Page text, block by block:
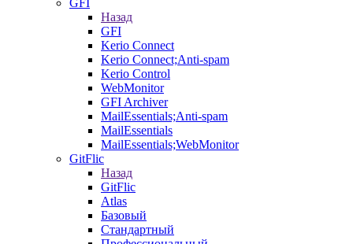
GFI
Назад
GFI
Kerio Connect
Kerio Connect;Anti-spam
Kerio Control
WebMonitor
GFI Archiver
MailEssentials;Anti-spam
MailEssentials
MailEssentials;WebMonitor
GitFlic
Назад
GitFlic
Atlas
Базовый
Стандартный